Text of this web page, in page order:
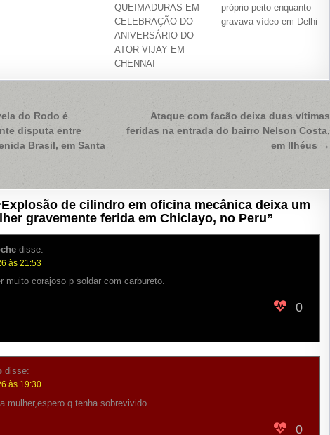
QUEIMADURAS EM
CELEBRAÇÃO DO
ANIVERSÁRIO DO
ATOR VIJAY EM
CHENNAI
próprio peito enquanto
gravava vídeo em Delhi
Ataque com facão deixa duas vítimas
feridas na entrada do bairro Nelson Costa,
em Ilhéus →
do Rodo é
disputa entre
Brasil, em Santa
Explosão de cilindro em oficina mecânica deixa um
gravemente ferida em Chiclayo, no Peru”
disse:
às 21:53
muito corajoso p soldar com carbureto.
0
disse:
às 19:30
mulher,espero q tenha sobrevivido
0